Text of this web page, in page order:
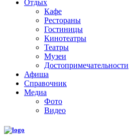
Отдых
Кафе
Рестораны
Гостиницы
Кинотеатры
Театры
Музеи
Достопримечательности
Афиша
Справочник
Медиа
Фото
Видео